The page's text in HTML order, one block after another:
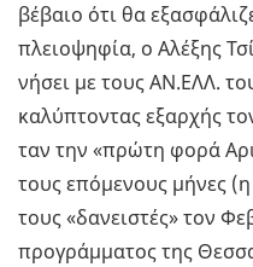
βέ­βαιο ότι θα
πλειο­ψη­φία, ο Αλέ­ξης
νή­σει με τους ΑΝ.ΕΛΛ.
κα­λύ­πτο­ντας εξαρ­χής
ταν την «πρώτη φορά
τους επό­με­νους μήνες
τους «δα­νει­στές» τον
προ­γράμ­μα­τος της